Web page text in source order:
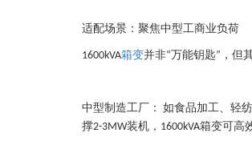
适配场景：聚焦中型工商业负荷
1600kVA箱变并非“万能钥匙” ，但
中型制造工厂： 如食品加工、轻
撑2-3MW装机， 1600kVA箱变可高